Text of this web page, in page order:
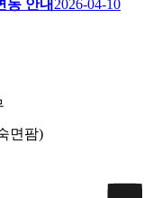
동 안내 2026-04-10
면팜)